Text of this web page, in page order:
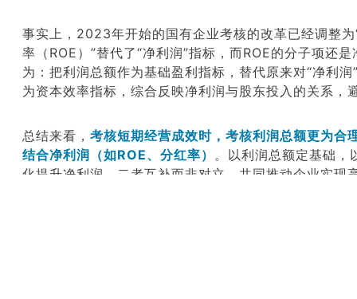
事实上， 2023年开始的国有企业考核的改革已经调整为
率（ ROE ） ”替代了“净利润”指标，而ROE的分子项还是
为：把利润总额作为基础盈利指标 ， 替代原来对“净利润
为资本效率指标，综合反映净利润与股东投入的关系，
总结来看， 考核短期经营成效时，考核利润总额更为合
结合净利润（如ROE、分红率） 。 以利润总额定基础，
化提升净利润，二者互补而非对立
共同推动企业实现